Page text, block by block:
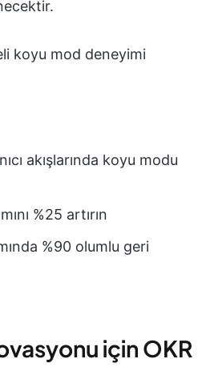
koyu mod deneyimi
akışlarında koyu modu
%25 artırın
%90 olumlu geri
için OKR